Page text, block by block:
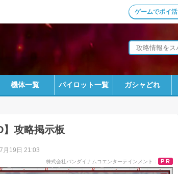
ゲームでポイ活
機体一覧 パイロット一覧 ガシャどれ
】攻略掲示板
月19日 21:03
PR